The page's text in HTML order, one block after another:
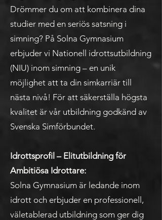
Drömmer du om att kombinera dina
studier med en seriös satsning i
simning? På Solna Gymnasium
erbjuder vi Nationell idrottsutbildning
(NIU) inom simning – en unik
möjlighet att ta din simkarriär till
nästa nivå! För att säkerställa högsta
kvalitet är vår utbildning godkänd av
Svenska Simförbundet.
Idrottsprofil – Elitutbildning för
Ambitiösa Idrottare:
Solna Gymnasium är ledande inom
idrott och erbjuder en professionell,
väletablerad utbildning som ger dig